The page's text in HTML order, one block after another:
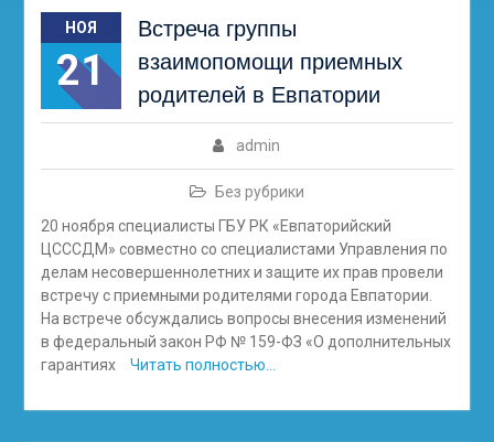
НОЯ
21
Встреча группы
взаимопомощи приемных
родителей в Евпатории
admin
Без рубрики
20 ноября специалисты ГБУ РК «Евпаторийский
ЦСССДМ» совместно со специалистами Управления по
делам несовершеннолетних и защите их прав провели
встречу с приемными родителями города Евпатории.
На встрече обсуждались вопросы внесения изменений
в федеральный закон РФ № 159-ФЗ «О дополнительных
гарантиях
Читать полностью…